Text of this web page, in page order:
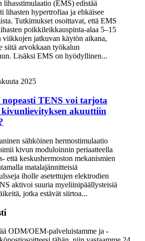
lihasstimulaatio (EMS) edistää
lihasten hypertrofiaa ja ehkäisee
Tutkimukset osoittavat, että EMS
poikkileikkauspinta-alaa 5–15
viikkojen jatkuvan käytön aikana,
siitä arvokkaan työkalun
Lisäksi EMS on hyödyllinen...
2025
TENS voi tarjota
kivunlievityksen akuuttiin
sähköinen hermostimulaatio
kivun moduloinnin periaatteella
että keskushermoston mekanismien
matalajännitteisiä
iholle asetettujen elektrodien
aktivoi suuria myeliinipäällysteisiä
jotka estävät siirtoa...
ODM/OEM-palveluistamme ja -